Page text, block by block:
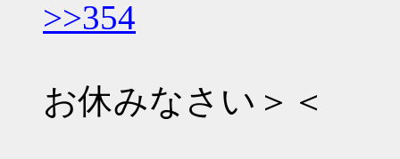
>>354
お休みなさい＞＜